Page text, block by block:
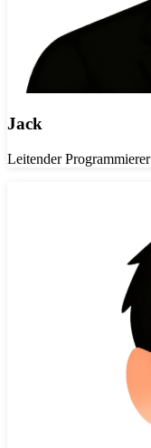
Jack
Leitender Programmierer